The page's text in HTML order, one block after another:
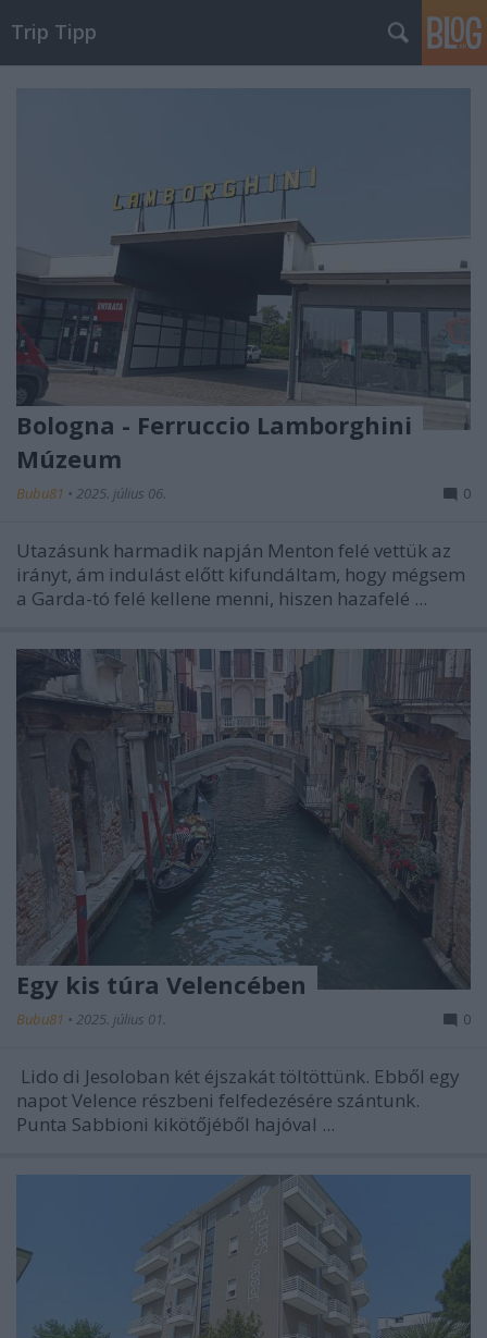
Trip Tipp
Bologna - Ferruccio Lamborghini
Múzeum
Bubu81 • 2025. július 06. 0
Utazásunk harmadik napján Menton felé vettük az
irányt, ám indulást előtt kifundáltam, hogy mégsem
a Garda-tó felé kellene menni, hiszen hazafelé ...
Egy kis túra Velencében
Bubu81 • 2025. július 01. 0
Lido di Jesoloban két éjszakát töltöttünk. Ebből egy
napotVelence részbeni felfedezésére szántunk.
Punta Sabbioni kikötőjéből hajóval ...